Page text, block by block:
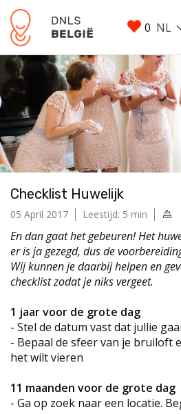
0 NL
Checklist Huwelijk
05 April 2017 Leestijd: 5 min
En dan gaat het gebeuren! Het
er is ja gezegd, dus de
Wij kunnen je daarbij helpen en
checklist zodat je niks vergeet.
1 jaar voor de grote dag
- Stel de datum vast dat jullie
- Bepaal de sfeer van je bruiloft
het wilt vieren
11 maanden voor de grote dag
- Ga op zoek naar een locatie.